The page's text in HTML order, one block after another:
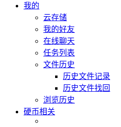
我的
云存储
我的好友
在线聊天
任务列表
文件历史
历史文件记录
历史文件找回
浏览历史
硬币相关